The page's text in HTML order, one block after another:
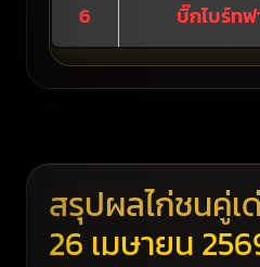
6 บิ๊กไบร์ทฟ
สรุปผลไก่ชนคู่เ
26 เมษายน